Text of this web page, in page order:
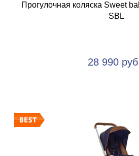
Прогулочная коляска Sweet
SBL
28 990